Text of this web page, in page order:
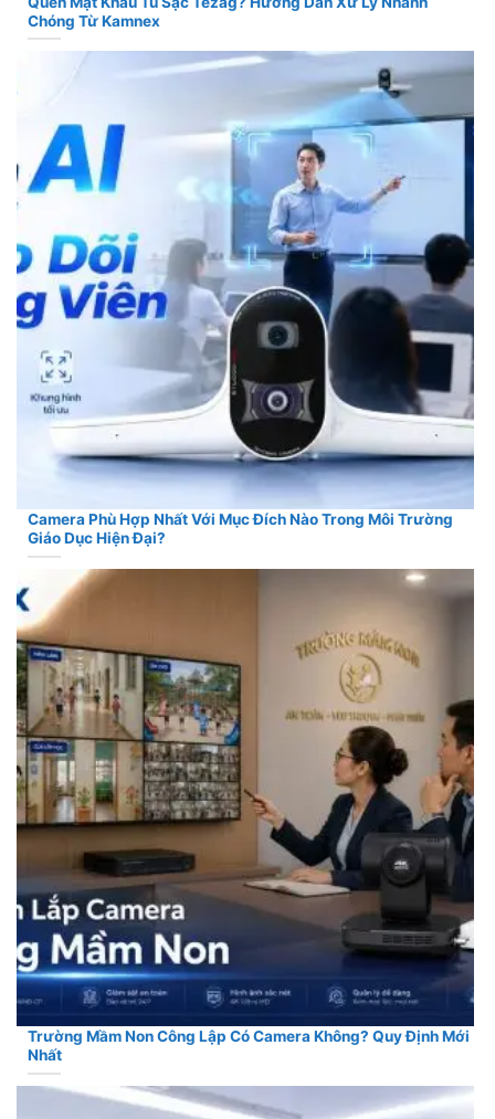
Chóng Từ Kamnex
Camera Phù Hợp Nhất Với Mục Đích Nào Trong Môi Trường
Giáo Dục Hiện Đại?
Trường Mầm Non Công Lập Có Camera Không? Quy Định Mới
Nhất